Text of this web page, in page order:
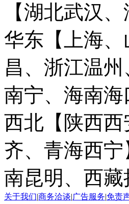
【湖北武汉
华东【上海
昌、浙江温
南宁、海南海
西北【陕西
齐、青海西宁
南昆明、西藏
关于我们|商务洽谈|广告服务|免责